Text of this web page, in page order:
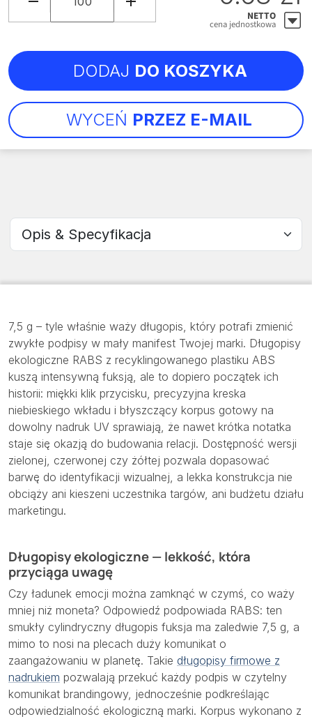
7,5 g – tyle właśnie waży długopis, który potrafi zmienić
zwykłe podpisy w mały manifest Twojej marki. Długopisy
ekologiczne RABS z recyklingowanego plastiku ABS
kuszą intensywną fuksją, ale to dopiero początek ich
historii: miękki klik przycisku, precyzyjna kreska
niebieskiego wkładu i błyszczący korpus gotowy na
dowolny nadruk UV sprawiają, że nawet krótka notatka
staje się okazją do budowania relacji. Dostępność wersji
zielonej, czerwonej czy żółtej pozwala dopasować
barwę do identyfikacji wizualnej, a lekka konstrukcja nie
obciąży ani kieszeni uczestnika targów, ani budżetu działu
marketingu.
Długopisy ekologiczne — lekkość, która
przyciąga uwagę
Czy ładunek emocji można zamknąć w czymś, co waży
mniej niż moneta? Odpowiedź podpowiada RABS: ten
smukły cylindryczny długopis fuksja ma zaledwie 7,5 g, a
mimo to nosi na plecach duży komunikat o
zaangażowaniu w planetę. Takie długopisy firmowe z
nadrukiem pozwalają przekuć każdy podpis w czytelny
komunikat brandingowy, jednocześnie podkreślając
odpowiedzialność ekologiczną marki. Korpus wykonano z
Wybierz sekcję
NETTO
cena jednostkowa
WYCEŃ PRZEZ E-MAIL
DODAJ DO KOSZYKA